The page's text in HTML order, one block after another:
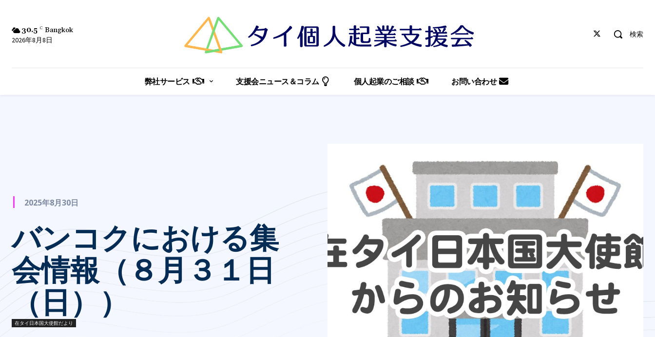
30.5 C Bangkok
2026年8月8日
検索
弊社サービス 支援会ニュース＆コラム 個人起業のご相談 お問い合わせ
2025年8月30日
バンコクにおける集
会情報（８月３１日
（日））
在タイ日本国大使館だより